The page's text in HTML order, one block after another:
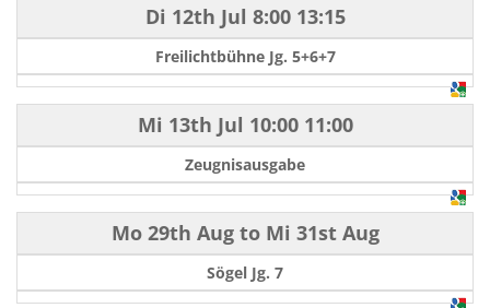
Di 12th Jul 8:00 13:15
Freilichtbühne Jg. 5+6+7
Mi 13th Jul 10:00 11:00
Zeugnisausgabe
Mo 29th Augto Mi 31st Aug
Sögel Jg. 7